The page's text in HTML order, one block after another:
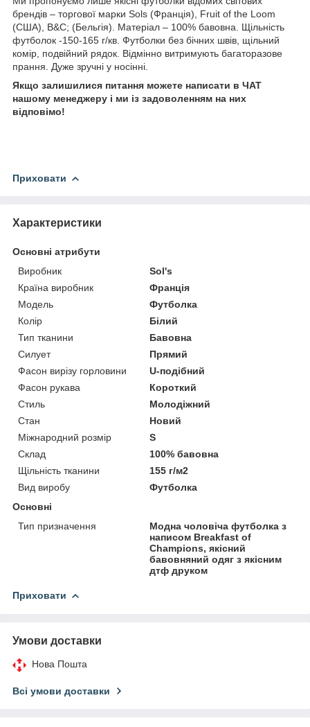
брендів – торгової марки Sols (Франція), Fruit of the Loom
(США), B&C; (Бельгія). Матеріал – 100% бавовна. Щільність
футболок -150-165 г/кв. Футболки без бічних швів, щільний
комір, подвійний рядок. Відмінно витримують багаторазове
прання. Дуже зручні у носінні.
Якщо залишилися питання можете написати в ЧАТ
нашому менеджеру і ми із задоволенням на них
відповімо!
Приховати
Характеристики
Основні атрибути
Виробник
Sol's
Країна виробник
Франція
Модель
Футболка
Колір
Білий
Тип тканини
Бавовна
Силует
Прямий
Фасон вирізу горловини
U-подібний
Фасон рукава
Короткий
Стиль
Молодіжний
Стан
Новий
Міжнародний розмір
S
Склад
100% бавовна
Щільність тканини
155 г/м2
Вид виробу
Футболка
Основні
Тип призначення
Модна чоловіча футболка з
написом Breakfast of
Champions, якісний
бавовняний одяг з якісним
дтф друком
Приховати
Умови доставки
Нова Пошта
Всі умови доставки